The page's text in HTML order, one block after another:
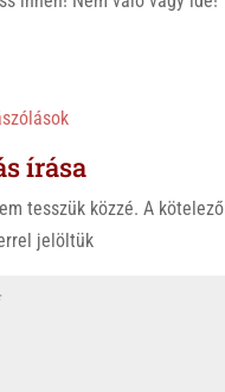
írása
tesszük közzé. A kötelező
jelöltük